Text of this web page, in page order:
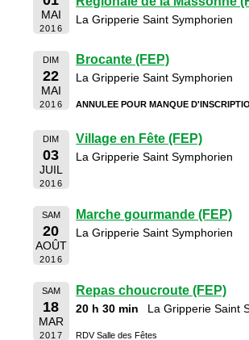
MAI
2016
La Gripperie Saint Symphorien
DIM
22
MAI
2016
Brocante (FEP)
La Gripperie Saint Symphorien
ANNULEE POUR MANQUE
DIM
03
JUIL
2016
Village en Fête (FEP)
La Gripperie Saint Symphorien
SAM
20
AOÛT
2016
Marche gourmande (FEP)
La Gripperie Saint Symphorien
SAM
18
MAR
2017
Repas choucroute (FEP)
20 h 30 min La Gripperie Saint
RDV Salle des Fêtes